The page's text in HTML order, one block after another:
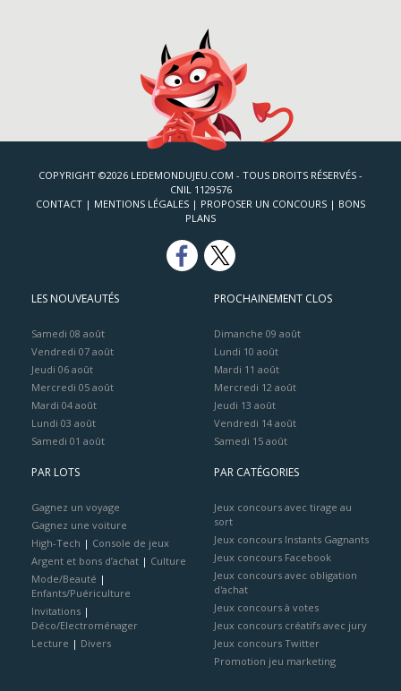
COPYRIGHT ©2026 LEDEMONDUJEU.COM - TOUS DROITS RÉSERVÉS -
CNIL 1129576
CONTACT | MENTIONS LÉGALES | PROPOSER UN CONCOURS | BONS
PLANS
LES NOUVEAUTÉS
Samedi 08 août
Vendredi 07 août
Jeudi 06 août
Mercredi 05 août
Mardi 04 août
Lundi 03 août
Samedi 01 août
PROCHAINEMENT CLOS
Dimanche 09 août
Lundi 10 août
Mardi 11 août
Mercredi 12 août
Jeudi 13 août
Vendredi 14 août
Samedi 15 août
PAR LOTS
Gagnez un voyage
Gagnez une voiture
High-Tech | Console de jeux
Argent et bons d’achat | Culture
Mode/Beauté |
Enfants/Puériculture
Invitations |
Déco/Electroménager
Lecture | Divers
PAR CATÉGORIES
Jeux concours avec tirage au
sort
Jeux concours Instants Gagnants
Jeux concours Facebook
Jeux concours avec obligation
d'achat
Jeux concours à votes
Jeux concours créatifs avec jury
Jeux concours Twitter
Promotion jeu marketing